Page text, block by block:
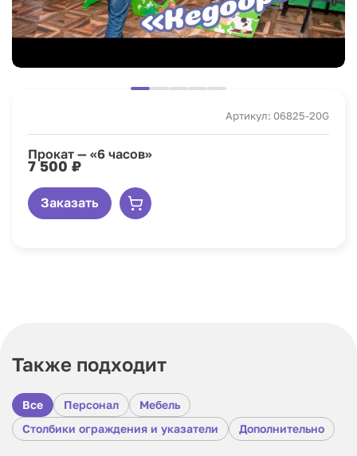
Артикул: 06825-20G
Прокат — «6 часов»
7 500 ₽
Заказать
Также подходит
Все Персонал
Мебель
Столбики ограждения и указатели
Дополнительно